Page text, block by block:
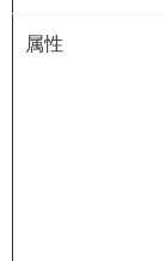
属性